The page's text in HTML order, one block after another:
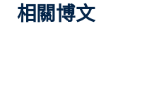
相關博文